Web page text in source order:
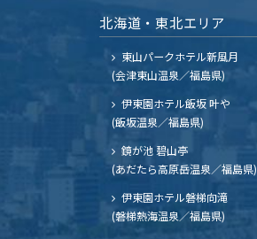
北海道・東北エリア
東山パークホテル新風月
(会津東山温泉／福島県)
伊東園ホテル飯坂 叶や
(飯坂温泉／福島県)
鏡が池 碧山亭
(あだたら高原岳温泉／福島県)
伊東園ホテル磐梯向滝
(磐梯熱海温泉／福島県)